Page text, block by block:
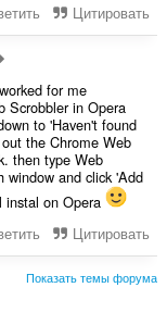
Цитировать
for me
Scrobbler in Opera
to 'Haven't found
the Chrome Web
then type Web
window and click 'Add
instal on Opera
Цитировать
Показать темы форума